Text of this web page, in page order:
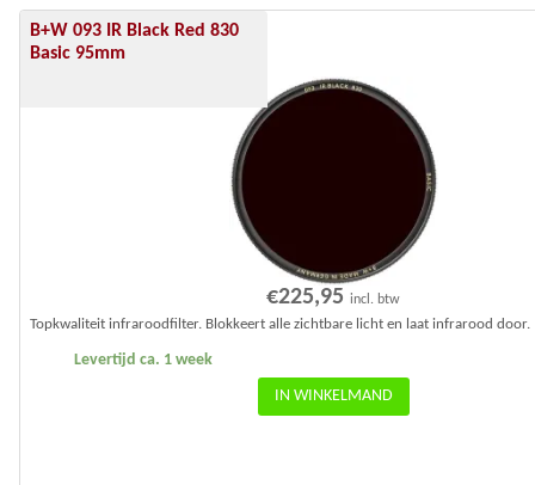
B+W 093 IR Black Red 830
Basic 95mm
€225,95 incl. btw
Levertijd ca. 1 week
Topkwaliteit infraroodfilter. Blokkeert alle zichtbare licht en laat infrarood door.
IN WINKELMAND